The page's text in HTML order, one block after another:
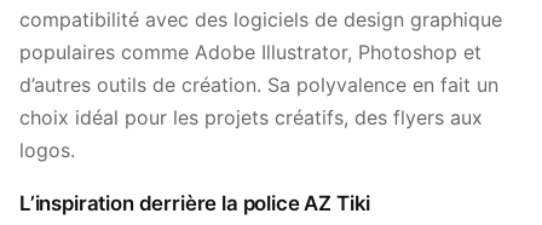
compatibilité avec des logiciels de design graphique
populaires comme Adobe Illustrator, Photoshop et
d’autres outils de création. Sa polyvalence en fait un
choix idéal pour les projets créatifs, des flyers aux
logos.
L’inspiration derrière la police AZ Tiki